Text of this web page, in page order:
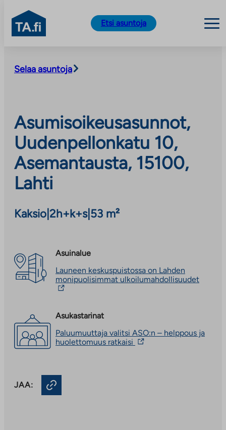
sisältöön
TA.fi
Etsi asuntoja
Selaa asuntoja
Asumisoikeusasunnot,
Uudenpellonkatu 10,
Asemantausta, 15100,
Lahti
Kaksio 2h+k+s| 53 m²
Asuinalue
Launeen keskuspuistossa on Lahden
monipuolisimmat ulkoilumahdollisuudetLinkki
uuteen
Asukastarinat
Paluumuuttaja valitsi ASO:n – helppous ja
huolettomuus ratkaisi Linkki
JAA: